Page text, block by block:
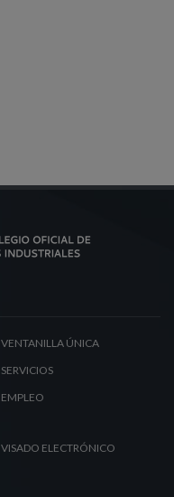
VENTANILLA ÚNICA
SERVICIOS
EMPLEO
VISADO ELECTRÓNICO